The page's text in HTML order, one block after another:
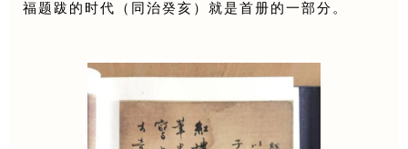
福题跋的时代（同治癸亥）就是首册的一部分。